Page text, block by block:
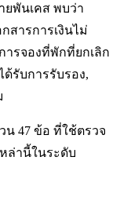
ยพันเคส พบว่า
สารการเงินไม่
ารจองที่พักที่ยกเลิก
รับการรับรอง,
วน 47 ข้อ ที่ใช้ตรวจ
ล่านี้ในระดับ